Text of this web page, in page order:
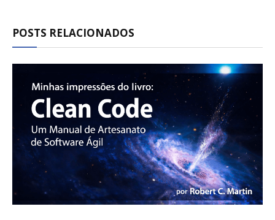
POSTS RELACIONADOS